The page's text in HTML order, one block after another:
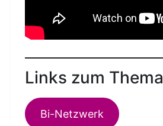
Links zum Thema
Bi-Netzwerk